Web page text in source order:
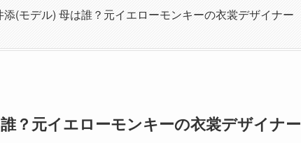
(モデル) 母は誰？元イエローモンキーの衣裳デザイナー
？元イエローモンキーの衣裳デザイナー